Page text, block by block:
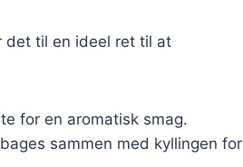
det til en ideel ret til at
for en aromatisk smag.
sammen med kyllingen for